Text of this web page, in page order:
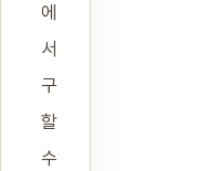
에
서
구
할
수